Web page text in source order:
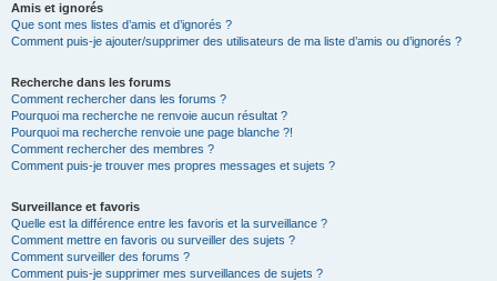
Amis et ignorés
Que sont mes listes d’amis et d’ignorés ?
Comment puis-je ajouter/supprimer des utilisateurs de ma liste d’amis ou d’ignorés ?
Recherche dans les forums
Comment rechercher dans les forums ?
Pourquoi ma recherche ne renvoie aucun résultat ?
Pourquoi ma recherche renvoie une page blanche ?!
Comment rechercher des membres ?
Comment puis-je trouver mes propres messages et sujets ?
Surveillance et favoris
Quelle est la différence entre les favoris et la surveillance ?
Comment mettre en favoris ou surveiller des sujets ?
Comment surveiller des forums ?
Comment puis-je supprimer mes surveillances de sujets ?